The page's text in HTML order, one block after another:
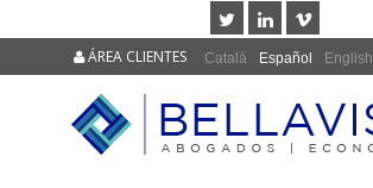
Català Español English
ÁREA CLIENTES